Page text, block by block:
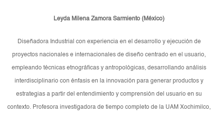
Leyda Milena Zamora Sarmiento (México)
Diseñadora Industrial con experiencia en el desarrollo y ejecución de
proyectos nacionales e internacionales de diseño centrado en el usuario,
empleando técnicas etnográficas y antropológicas, desarrollando análisis
interdisciplinario con énfasis en la innovación para generar productos y
estrategias a partir del entendimiento y comprensión del usuario en su
contexto. Profesora investigadora de tiempo completo de la UAM Xochimilco,